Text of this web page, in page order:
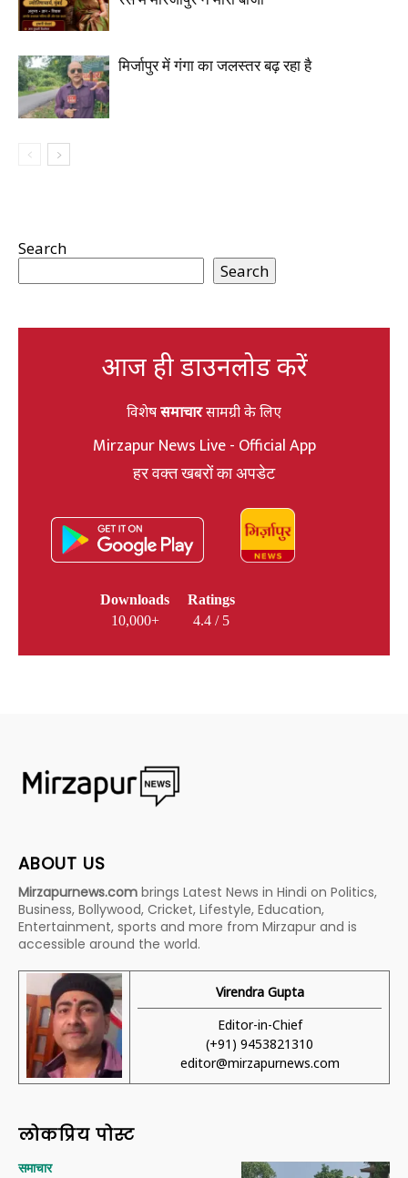
मिर्जापुर में गंगा का जलस्तर बढ़ रहा है
Search
Search
आज ही डाउनलोड करें
विशेषसमाचारसामग्री के लिए
Mirzapur News Live - Official App
हर वक्त खबरों का अपडेट
Downloads
10,000+
Ratings
4.4 / 5
ABOUT US
Mirzapurnews.com brings Latest News in Hindi on Politics,
Business, Bollywood, Cricket, Lifestyle, Education,
Entertainment, sports and more from Mirzapur and is
accessible around the world.
Virendra Gupta
Editor-in-Chief
(+91) 9453821310
editor@mirzapurnews.com
लोकप्रिय पोस्ट
समाचार